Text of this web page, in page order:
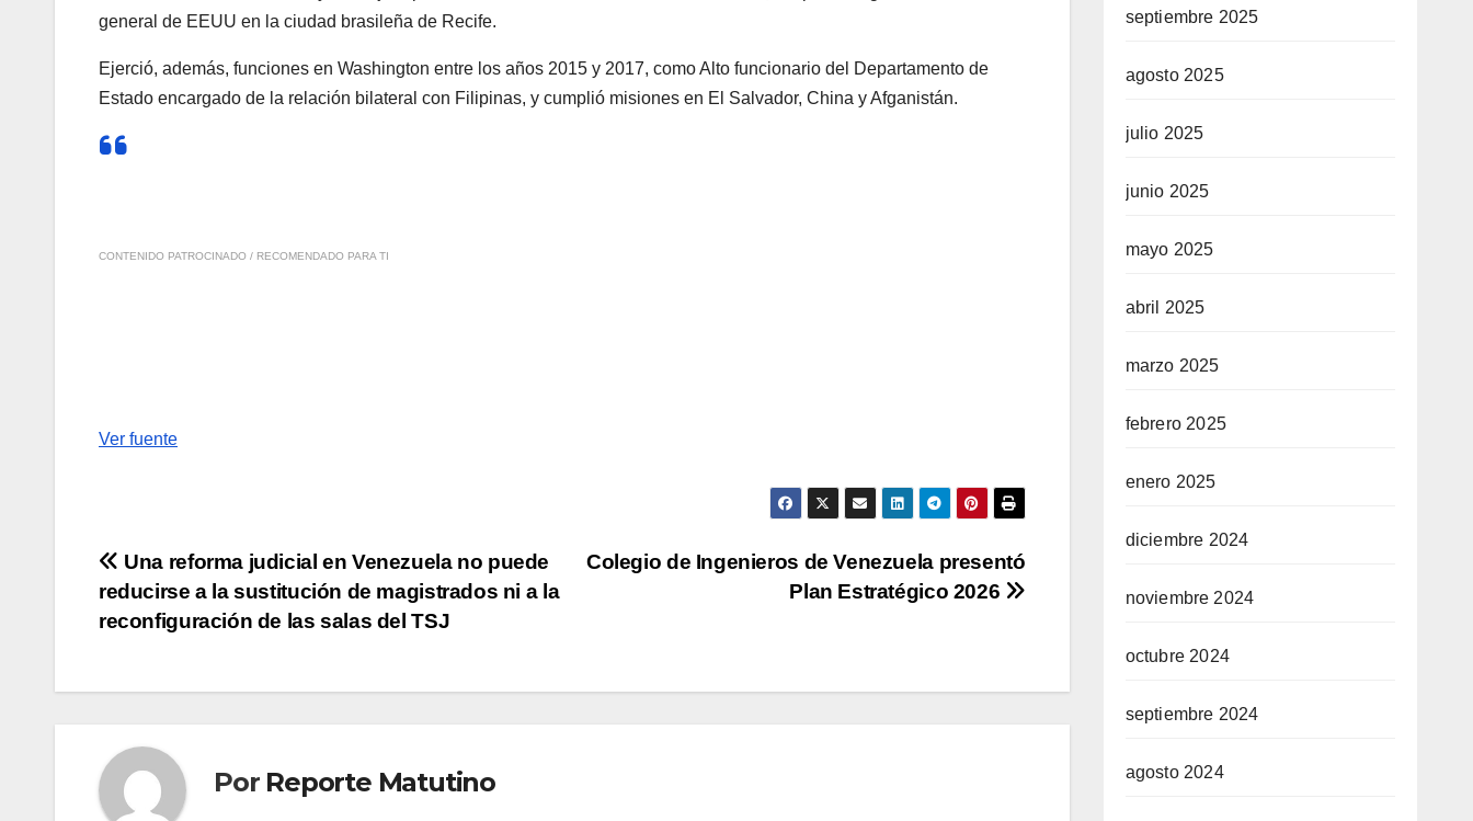
general de EEUU en la ciudad brasileña de Recife.
Ejerció, además, funciones en Washington entre los años 2015 y 2017, como Alto funcionario del Departamento de
Estado encargado de la relación bilateral con Filipinas, y cumplió misiones en El Salvador, China y Afganistán.
CONTENIDO PATROCINADO / RECOMENDADO PARA TI
Ver fuente
Navegación
de
Colegio de Ingenieros de Venezuela presentó
Plan Estratégico 2026
Una reforma judicial en Venezuela no puede
reducirse a la sustitución de magistrados ni a la
reconfiguración de las salas del TSJ
Por Reporte Matutino
septiembre 2025
agosto 2025
julio 2025
junio 2025
mayo 2025
abril 2025
marzo 2025
febrero 2025
enero 2025
diciembre 2024
noviembre 2024
octubre 2024
septiembre 2024
agosto 2024